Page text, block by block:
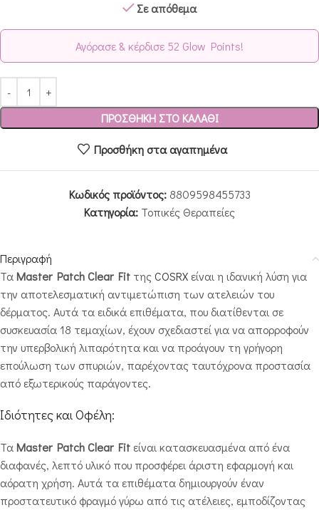
Σε απόθεμα
Αγόρασε & κέρδισε 52 Glow Points!
ΠΡΟΣΘΉΚΗ ΣΤΟ ΚΑΛΆΘΙ
Προσθήκη στα αγαπημένα
Κωδικός προϊόντος: 8809598455733
Κατηγορία: Τοπικές Θεραπείες
Περιγραφή
ΤαMaster Patch Clear Fit τηςCOSRX είναι η ιδανική λύση για
την αποτελεσματική αντιμετώπιση των ατελειών του
δέρματος. Αυτά τα ειδικά επιθέματα, που διατίθενται σε
συσκευασία 18 τεμαχίων, έχουν σχεδιαστεί για να απορροφούν
την υπερβολική λιπαρότητα και να προάγουν τη γρήγορη
επούλωση των σπυριών, παρέχοντας ταυτόχρονα προστασία
από εξωτερικούς παράγοντες.
Ιδιότητες και Οφέλη:
ΤαMaster Patch Clear Fit είναι κατασκευασμένα από ένα
διαφανές, λεπτό υλικό που προσφέρει άριστη εφαρμογή και
αόρατη χρήση. Αυτά τα επιθέματα δημιουργούν έναν
προστατευτικό φραγμό γύρω από τις ατέλειες, εμποδίζοντας